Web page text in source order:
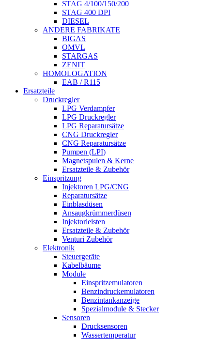
STAG 4/100/150/200
STAG 400 DPI
DIESEL
ANDERE FABRIKATE
BIGAS
OMVL
STARGAS
ZENIT
HOMOLOGATION
EAB / R115
Ersatzteile
Druckregler
LPG Verdampfer
LPG Druckregler
LPG Reparatursätze
CNG Druckregler
CNG Reparatursätze
Pumpen (LPI)
Magnetspulen & Kerne
Ersatzteile & Zubehör
Einspritzung
Injektoren LPG/CNG
Reparatursätze
Einblasdüsen
Ansaugkrümmerdüsen
Injektorleisten
Ersatzteile & Zubehör
Venturi Zubehör
Elektronik
Steuergeräte
Kabelbäume
Module
Einspritzemulatoren
Benzindruckemulatoren
Benzintankanzeige
Spezialmodule & Stecker
Sensoren
Drucksensoren
Wassertemperatur